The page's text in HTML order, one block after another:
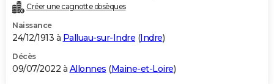
Créer une cagnotte obsèques
Naissance
24/12/1913 à Palluau-sur-Indre (Indre)
Décès
09/07/2022 à Allonnes (Maine-et-Loire)